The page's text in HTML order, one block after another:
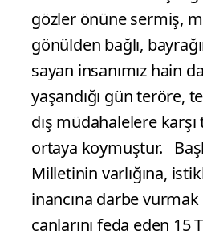
gözler önüne sermiş,
gönülden bağlı,
sayan insanımız hain
yaşandığı gün teröre,
dış müdahalelere karşı
ortaya koymuştur.
Milletinin varlığına,
inancına darbe
canlarını feda eden 15